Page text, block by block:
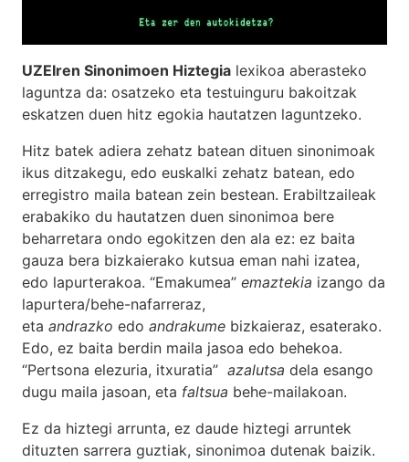
UZEIren Sinonimoen Hiztegia lexikoa aberasteko
laguntza da: osatzeko eta testuinguru bakoitzak
eskatzen duen hitz egokia hautatzen laguntzeko.
Hitz batek adiera zehatz batean dituen sinonimoak
ikus ditzakegu, edo euskalki zehatz batean, edo
erregistro maila batean zein bestean. Erabiltzaileak
erabakiko du hautatzen duen sinonimoa bere
beharretara ondo egokitzen den ala ez: ez baita
gauza bera bizkaierako kutsua eman nahi izatea,
edo lapurterakoa. “Emakumea” emaztekia izango da
lapurtera/behe-nafarreraz,
eta andrazko edo andrakume bizkaieraz, esaterako.
Edo, ez baita berdin maila jasoa edo behekoa.
“Pertsona elezuria, itxuratia” azalutsa dela esango
dugu maila jasoan, eta faltsua behe-mailakoan.
Ez da hiztegi arrunta, ez daude hiztegi arruntek
dituzten sarrera guztiak, sinonimoa dutenak baizik.